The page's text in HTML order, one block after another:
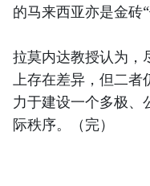
的马来西亚亦是金砖“
拉莫内达教授认为，
上存在差异，但二者
力于建设一个多极、
际秩序。（完）